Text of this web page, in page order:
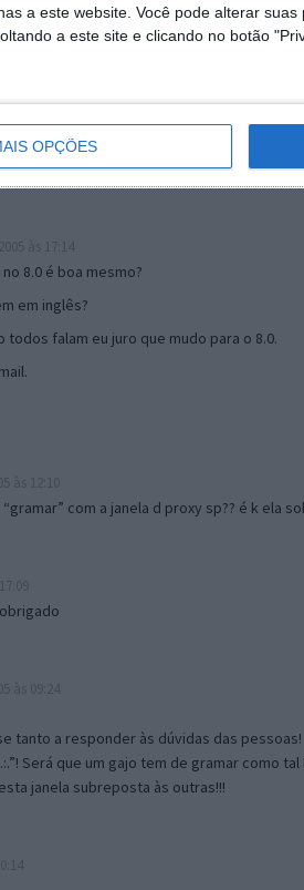
a este website. Você pode alterar
a este site e clicando no botão
OPÇÕES
mail algum.
17:00
8.0 é boa mesmo?
em inglês?
falam eu juro que mudo para o 8.0.
com a janela d proxy sp?? é k ela
tanto a responder às dúvidas das pessoas!
Será que um gajo tem de gramar como tal
janela subreposta às outras!!!